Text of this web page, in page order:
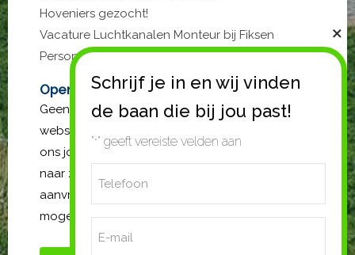
Hoveniers gezocht!
Vacature Luchtkanalen Monteur bij Fiksen
Personeel
Open sollicitatie?
Geen passende vacature gevonden op de
website? Stuur gerust een open sollicitatie. Mail
ons jouw cv en vergeet niet de functie waar je
naar zoekt te vermelden. Wij gaan met jouw
aanvraag aan de slag en nemen zo spoedig
mogelijk contact met je op.
"*" geeft vereiste velden aan